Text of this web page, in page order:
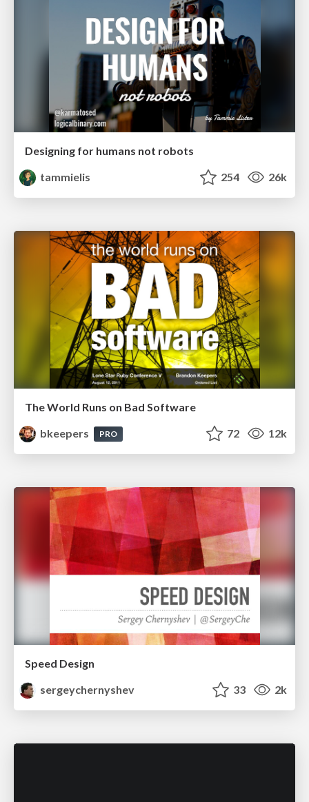
Designing for humans not robots
tammielis
254 26k
The World Runs on Bad Software
bkeepers
PRO 72 12k
Speed Design
sergeychernyshev
33 2k